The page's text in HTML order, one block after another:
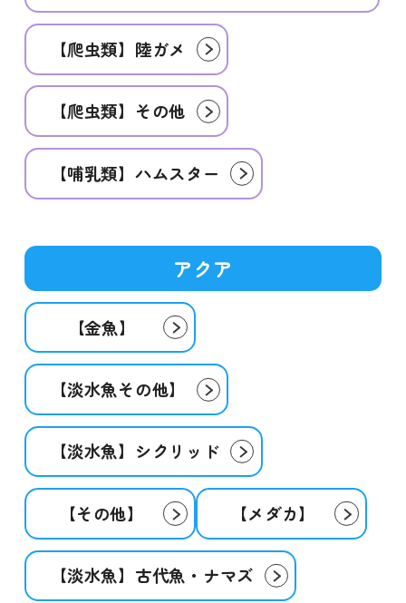
【爬虫類】陸ガメ
【爬虫類】その他
【哺乳類】ハムスター
アクア
【金魚】
【淡水魚その他】
【淡水魚】シクリッド
【その他】 【メダカ】
【淡水魚】古代魚・ナマズ